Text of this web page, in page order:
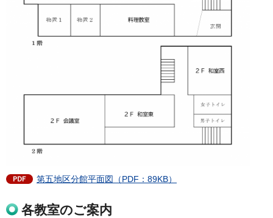
第五地区分館平面図（PDF：89KB）
各教室のご案内